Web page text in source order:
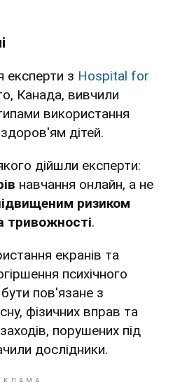
експерти з Hospital for
Канада, вивчили
використання
дітей.
дійшли експерти:
навчання онлайн, а не
ризиком
тривожності.
екранів та
психічного
пов'язане з
фізичних вправ та
порушених під
дослідники.